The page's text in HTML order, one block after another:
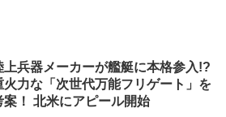
上兵器メーカーが艦艇に本格参入!?
火力な「次世代万能フリゲート」を
案！ 北米にアピール開始